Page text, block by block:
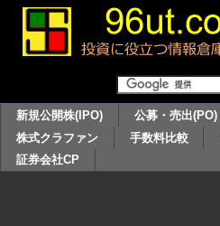
新規公開株(IPO) 公募・売出(PO)
株式クラファン
手数料比較
証券会社CP